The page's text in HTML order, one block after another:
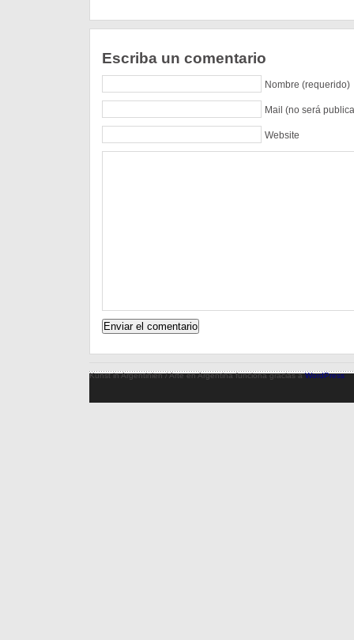
Escriba un comentario
Nombre (requerido)
Mail (no será
Website
Kunst in Argentinien / Arte en Argentina funciona gracias aWordPress